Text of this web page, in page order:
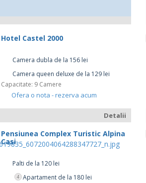
Hotel Castel 2000
Camera dubla de la 156 lei
Camera queen deluxe de la 129 lei
Capacitate: 9 Camere
Ofera o nota - rezerva acum
Detalii
Pensiunea Complex Turistic Alpina
Casi
Palti de la 120 lei
4 Apartament de la 180 lei